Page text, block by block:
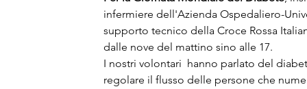
infermiere dell'Azienda Ospedaliero-
supporto tecnico della Croce Rossa
dalle nove del mattino sino alle 17.
I nostri volontari  hanno parlato del
regolare il flusso delle persone che